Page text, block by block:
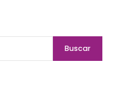
Buscar